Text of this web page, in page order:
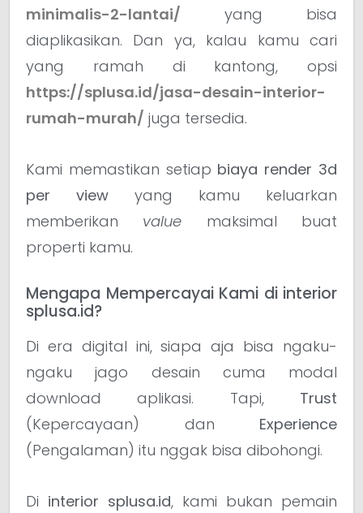
minimalis-2-lantai/ yang bisa
diaplikasikan. Dan ya, kalau kamu cari
yang ramah di kantong, opsi
https://splusa.id/jasa-desain-interior-
rumah-murah/ juga tersedia.
Kami memastikan setiap biaya render 3d
per view yang kamu keluarkan
memberikan value maksimal buat
properti kamu.
Mengapa Mempercayai Kami di interior
splusa.id?
Di era digital ini, siapa aja bisa ngaku-
ngaku jago desain cuma modal
download aplikasi. Tapi, Trust
(Kepercayaan) dan Experience
(Pengalaman) itu nggak bisa dibohongi.
Di interior splusa.id, kami bukan pemain